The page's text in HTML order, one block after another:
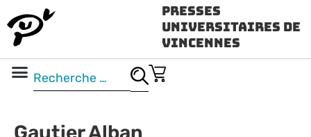
Presses
Universitaires de
Vincennes
Gautier Alban